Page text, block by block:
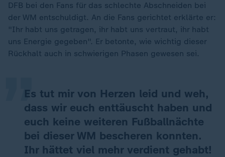
DFB bei den Fans für das schlechte Abschneiden bei
der WM entschuldigt. An die Fans gerichtet erklärte er:
"Ihr habt uns getragen, ihr habt uns vertraut, ihr habt
uns Energie gegeben". Er betonte, wie wichtig dieser
Rückhalt auch in schwierigen Phasen gewesen sei.
Es tut mir von Herzen leid und weh,
dass wir euch enttäuscht haben und
euch keine weiteren Fußballnächte
bei dieser WM bescheren konnten.
Ihr hättet viel mehr verdient gehabt!
„